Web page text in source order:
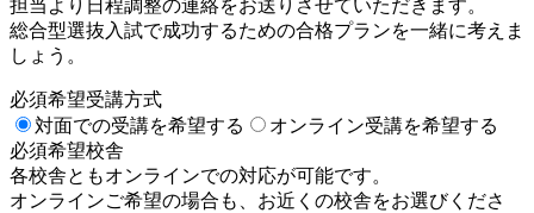
担当より日程調整の連絡をお送りさせていただきます。
総合型選抜入試で成功するための合格プランを一緒に考えま
しょう。
必須希望受講方式
対面での受講を希望する
オンライン受講を希望する
必須希望校舎
各校舎ともオンラインでの対応が可能です。
オンラインご希望の場合も、お近くの校舎をお選びくださ